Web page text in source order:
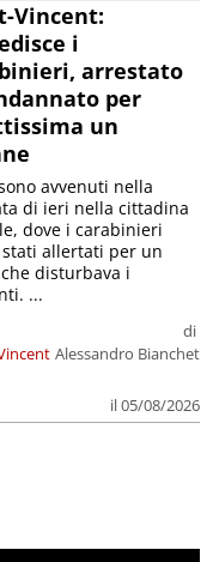
Vincent:
i
arrestato
per
un
di
Alessandro Bianchet
il 05/08/2026
avvenuti nella
di ieri nella cittadina
dove i carabinieri
allertati per un
disturbava i
...